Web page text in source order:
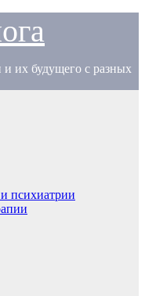
их будущего с разных
психиатрии